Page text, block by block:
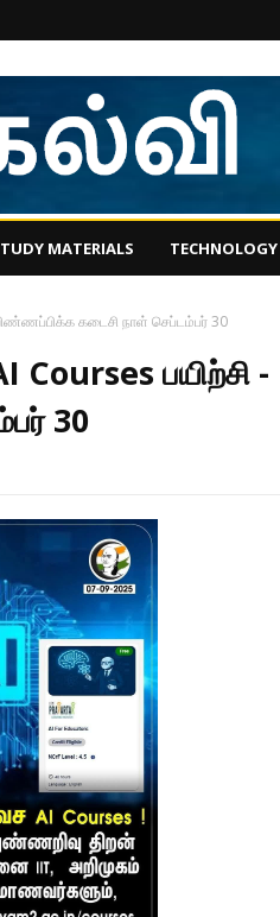
MATERIALS TECHNOLOGY
கடைசி நாள் செப்டம்பர் 30
Courses பயிற்சி -
30